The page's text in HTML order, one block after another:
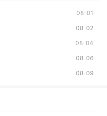
08-01
08-02
08-04
08-06
08-09